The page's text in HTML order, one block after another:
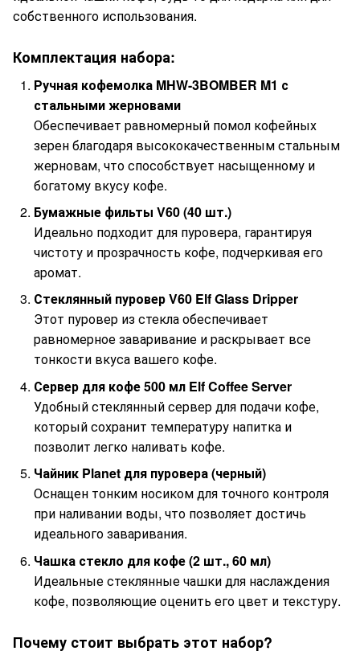
собственного использования.
Комплектация набора:
Ручная кофемолка MHW-3BOMBER M1 с
стальными жерновами
Обеспечивает равномерный помол кофейных
зерен благодаря высококачественным стальным
жерновам, что способствует насыщенному и
богатому вкусу кофе.
Бумажные фильты V60 (40 шт.)
Идеально подходит для пуровера, гарантируя
чистоту и прозрачность кофе, подчеркивая его
аромат.
Стеклянный пуровер V60 Elf Glass Dripper
Этот пуровер из стекла обеспечивает
равномерное заваривание и раскрывает все
тонкости вкуса вашего кофе.
Сервер для кофе 500 мл Elf Coffee Server
Удобный стеклянный сервер для подачи кофе,
который сохранит температуру напитка и
позволит легко наливать кофе.
Чайник Planet для пуровера (черный)
Оснащен тонким носиком для точного контроля
при наливании воды, что позволяет достичь
идеального заваривания.
Чашка стекло для кофе (2 шт., 60 мл)
Идеальные стеклянные чашки для наслаждения
кофе, позволяющие оценить его цвет и текстуру.
Почему стоит выбрать этот набор?